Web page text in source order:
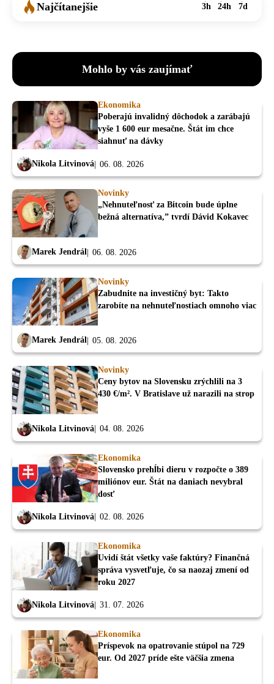
Najčítanejšie 3h 24h 7d
Mohlo by vás zaujímať
Ekonomika
Poberajú invalidný dôchodok a zarábajú
vyše 1 600 eur mesačne. Štát im chce
siahnuť na dávky
Nikola Litvinová 06. 08. 2026
Novinky
„Nehnuteľnosť za Bitcoin bude úplne
bežná alternatíva,” tvrdí Dávid Kokavec
Marek Jendrál 06. 08. 2026
Novinky
Zabudnite na investičný byt: Takto
zarobíte na nehnuteľnostiach omnoho viac
Marek Jendrál 05. 08. 2026
Novinky
Ceny bytov na Slovensku zrýchlili na 3
430 €/m². V Bratislave už narazili na strop
Nikola Litvinová 04. 08. 2026
Ekonomika
Slovensko prehĺbi dieru v rozpočte o 389
miliónov eur. Štát na daniach nevybral
dosť
Nikola Litvinová 02. 08. 2026
Ekonomika
Uvidí štát všetky vaše faktúry? Finančná
správa vysvetľuje, čo sa naozaj zmení od
roku 2027
Nikola Litvinová 31. 07. 2026
Ekonomika
Príspevok na opatrovanie stúpol na 729
eur. Od 2027 príde ešte väčšia zmena